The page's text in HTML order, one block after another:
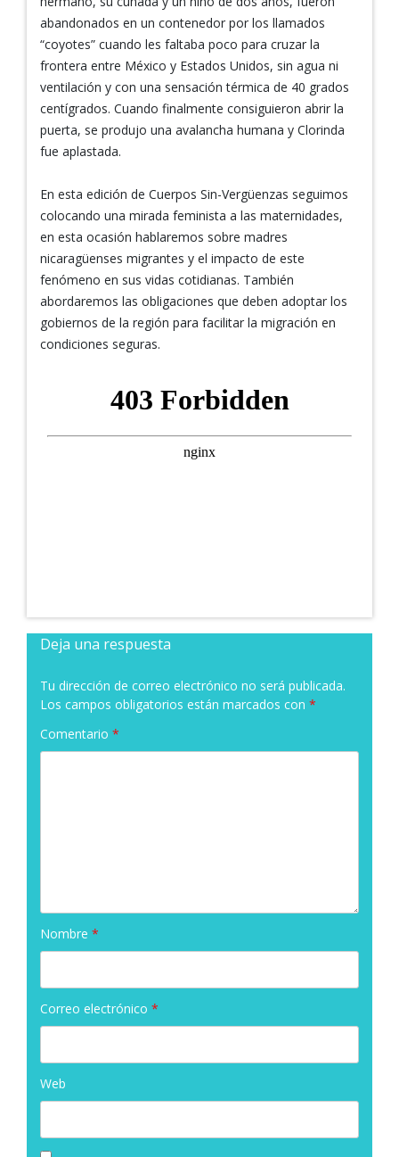
abandonados en un contenedor por los llamados
“coyotes” cuando les faltaba poco para cruzar la
frontera entre México y Estados Unidos, sin agua ni
ventilación y con una sensación térmica de 40 grados
centígrados. Cuando finalmente consiguieron abrir la
puerta, se produjo una avalancha humana y Clorinda
fue aplastada.
En esta edición de Cuerpos Sin-Vergüenzas seguimos
colocando una mirada feminista a las maternidades,
en esta ocasión hablaremos sobre madres
nicaragüenses migrantes y el impacto de este
fenómeno en sus vidas cotidianas. También
abordaremos las obligaciones que deben adoptar los
gobiernos de la región para facilitar la migración en
condiciones seguras.
Deja una respuesta
Tu dirección de correo electrónico no será publicada.
Los campos obligatorios están marcados con *
Comentario *
Nombre *
Correo electrónico *
Web